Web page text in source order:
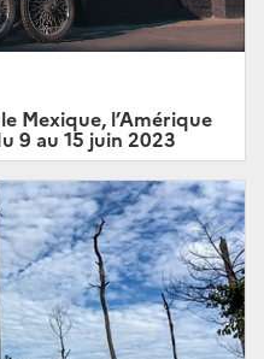
Mexique, l’Amérique
9 au 15 juin 2023